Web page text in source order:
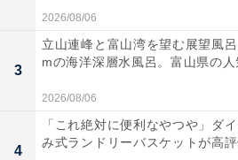
2026/08/06
3
立山連峰と富山湾を望む展望風
mの海洋深層水風呂。富山県の
2026/08/06
4
「これ絶対に便利なやつや」ダ
み式ランドリーバスケットが高